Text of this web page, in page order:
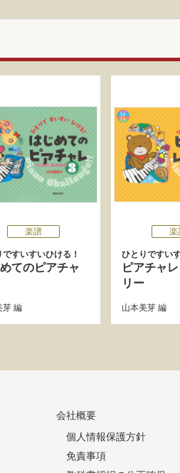
楽譜
ですいすいひける！
てのピアチャ
芽 編
楽
ひとりですい
ピアチャ
リー
山本美芽 編
会社概要
個人情報保護方針
免責事項